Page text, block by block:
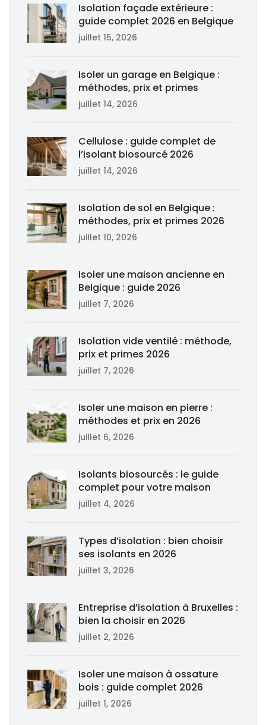
Isolation façade extérieure :
guide complet 2026 en Belgique
juillet 15, 2026
Isoler un garage en Belgique :
méthodes, prix et primes
juillet 14, 2026
Cellulose : guide complet de
l’isolant biosourcé 2026
juillet 14, 2026
Isolation de sol en Belgique :
méthodes, prix et primes 2026
juillet 10, 2026
Isoler une maison ancienne en
Belgique : guide 2026
juillet 7, 2026
Isolation vide ventilé : méthode,
prix et primes 2026
juillet 7, 2026
Isoler une maison en pierre :
méthodes et prix en 2026
juillet 6, 2026
Isolants biosourcés : le guide
complet pour votre maison
juillet 4, 2026
Types d’isolation : bien choisir
ses isolants en 2026
juillet 3, 2026
Entreprise d’isolation à Bruxelles :
bien la choisir en 2026
juillet 2, 2026
Isoler une maison à ossature
bois : guide complet 2026
juillet 1, 2026